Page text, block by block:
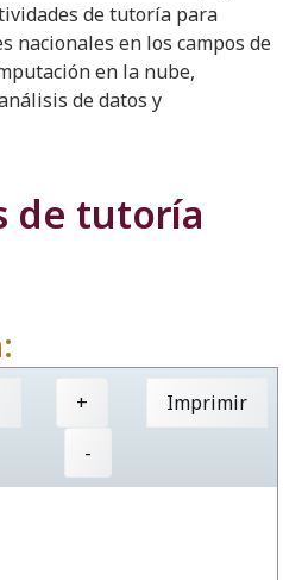
de tutoría para
nacionales en los campos de
en la nube,
de datos y
de tutoría
+
-
Imprimir